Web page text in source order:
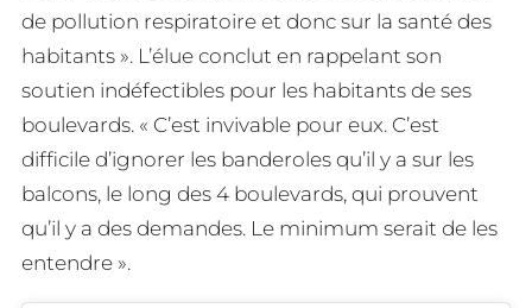
de pollution respiratoire et donc sur la santé des
habitants ». L’élue conclut en rappelant son
soutien indéfectibles pour les habitants de ses
boulevards. « C’est invivable pour eux. C’est
difficile d’ignorer les banderoles qu’il y a sur les
balcons, le long des 4 boulevards, qui prouvent
qu’il y a des demandes. Le minimum serait de les
entendre ».